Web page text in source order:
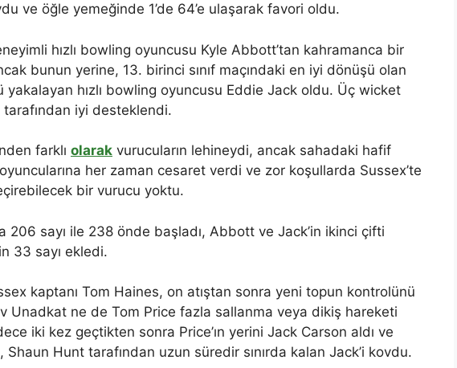
ve öğle yemeğinde 1’de 64’e ulaşarak favori oldu.
hızlı bowling oyuncusu Kyle Abbott’tan kahramanca bir
bunun yerine, 13. birinci sınıf maçındaki en iyi dönüşü olan
yakalayan hızlı bowling oyuncusu Eddie Jack oldu. Üç wicket
iyi desteklendi.
farklı olarak vurucuların lehineydi, ancak sahadaki hafif
her zaman cesaret verdi ve zor koşullarda Sussex’te
bir vurucu yoktu.
206 sayı ile 238 önde başladı, Abbott ve Jack’in ikinci çifti
33 sayı ekledi.
kaptanı Tom Haines, on atıştan sonra yeni topun kontrolünü
Unadkat ne de Tom Price fazla sallanma veya dikiş hareketi
iki kez geçtikten sonra Price’ın yerini Jack Carson aldı ve
Hunt tarafından uzun süredir sınırda kalan Jack’i kovdu.